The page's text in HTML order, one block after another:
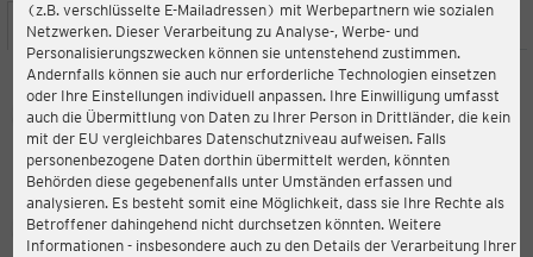
(z.B. verschlüsselte E-Mailadressen) mit Werbepartnern wie sozialen
Netzwerken. Dieser Verarbeitung zu Analyse-, Werbe- und
Personalisierungszwecken können sie untenstehend zustimmen.
Andernfalls können sie auch nur erforderliche Technologien einsetzen
oder Ihre Einstellungen individuell anpassen. Ihre Einwilligung umfasst
auch die Übermittlung von Daten zu Ihrer Person in Drittländer, die kein
mit der EU vergleichbares Datenschutzniveau aufweisen. Falls
personenbezogene Daten dorthin übermittelt werden, könnten
Behörden diese gegebenenfalls unter Umständen erfassen und
analysieren. Es besteht somit eine Möglichkeit, dass sie Ihre Rechte als
Betroffener dahingehend nicht durchsetzen könnten. Weitere
Informationen - insbesondere auch zu den Details der Verarbeitung Ihrer
STANDORT SERVICES SORTIMENT
Ernsting's family
Kabeler Straße 25, 58099 Hagen
Aktuell:
Geschlossen